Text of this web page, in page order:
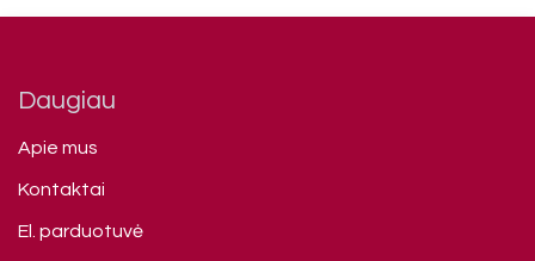
Daugiau
Apie mus
Kontaktai
El. parduotuvė